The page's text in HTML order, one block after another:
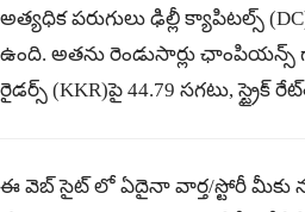
అత్యధిక పరుగులు ఢిల్లీ క్యాపిటల్స్
ఉంది. అతను రెండుసార్లు
రైడర్స్ (KKR)పై 44.79 సగటు, స్ట్రైక్
ఈ వెబ్ సైట్ లో ఏదైనా వార్త/స్టోరీ మీకు